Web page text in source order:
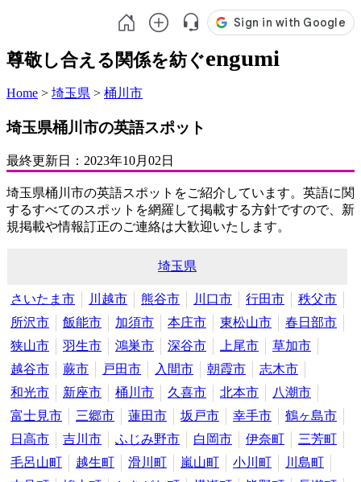
尊敬し合える関係を紡ぐengumi
Home > 埼玉県 > 桶川市
埼玉県桶川市の英語スポット
最終更新日： 2023年10月02日
埼玉県桶川市の英語スポットをご紹介しています。英語に関
するすべてのスポットを網羅して掲載する方針ですので、新
規掲載や情報訂正のご連絡は大歓迎いたします。
埼玉県
さいたま市 川越市 熊谷市 川口市 行田市
秩父市
所沢市
飯能市 加須市 本庄市 東松山市
春日部市
狭山市
羽生市 鴻巣市 深谷市 上尾市
草加市
越谷市
蕨市 戸田市 入間市 朝霞市
志木市
和光市
新座市 桶川市 久喜市 北本市
八潮市
富士見市
三郷市 蓮田市 坂戸市 幸手市
鶴ヶ島市
日高市
吉川市 ふじみ野市 白岡市 伊奈町
三芳町
毛呂山町
越生町 滑川町 嵐山町 小川町
川島町